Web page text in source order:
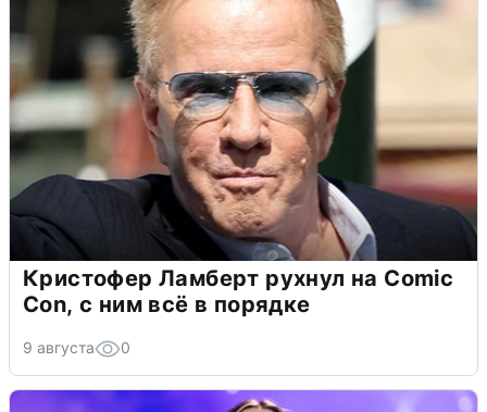
Кристофер Ламберт рухнул на Comic
Con, с ним всё в порядке
9 августа 0